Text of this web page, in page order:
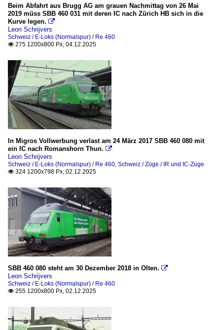
Spezifikationen der Baureihen
Re 4/4 II (Re 420)
Re 465 (BLS)
Te III (Normalspur)
Privatbahnen
BAM (Bière–Apples–Morges), heute MBC
MOB (Montreux–Berner Oberland-Bahn)
SOB (Südostbahn)
TPC (ASD, AL, AOMC und BVB)
WB Waldenburgerbahn
Sonstiges
Standseilbahnen
Harderbahn
Strecken
300 [330] Lötschberglinie Spiez - Frutigen (LBS / LBT)
die Gotthardbahn (Luzern - Bellinzona - Chiasso/Luino/
Beim Abfahrt aus Brugg AG am grauen Nachmittag von 26 Mai
2019 müss SBB 460 031 mit deren IC nach Zürich HB sich in die
Kurve legen. 
Leon Schrijvers
Schweiz / E-Loks (Normalspur) / Re 460
 275 1200x800 Px, 04.12.2025
In Migros Vollwerbung verlast am 24 März 2017 SBB 460 080 mit
ein IC nach Romanshorn Thun. 
Leon Schrijvers
Schweiz / E-Loks (Normalspur) / Re 460, Schweiz / Züge / IR und IC-Züge
 324 1200x798 Px, 02.12.2025
SBB 460 080 steht am 30 Dezember 2018 in Olten. 
Leon Schrijvers
Schweiz / E-Loks (Normalspur) / Re 460
 255 1200x800 Px, 02.12.2025